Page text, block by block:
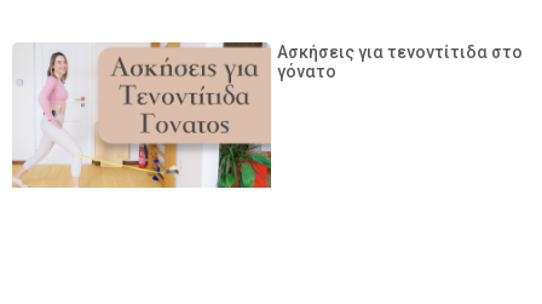
Ασκήσεις για τενοντίτιδα στο
γόνατο